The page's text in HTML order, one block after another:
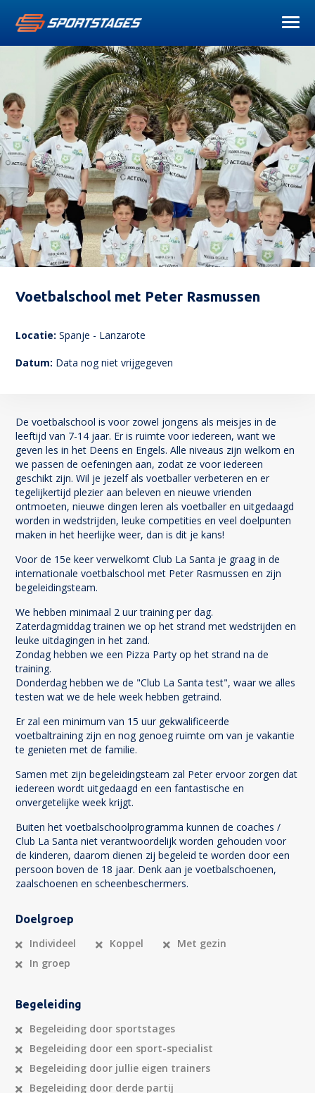
Voetbalschool met Peter Rasmussen
Locatie: Spanje - Lanzarote
Datum: Data nog niet vrijgegeven
De voetbalschool is voor zowel jongens als meisjes in de
leeftijd van 7-14 jaar. Er is ruimte voor iedereen, want we
geven les in het Deens en Engels. Alle niveaus zijn welkom en
we passen de oefeningen aan, zodat ze voor iedereen
geschikt zijn. Wil je jezelf als voetballer verbeteren en er
tegelijkertijd plezier aan beleven en nieuwe vrienden
ontmoeten, nieuwe dingen leren als voetballer en uitgedaagd
worden in wedstrijden, leuke competities en veel doelpunten
maken in het heerlijke weer, dan is dit je kans!
Voor de 15e keer verwelkomt Club La Santa je graag in de
internationale voetbalschool met Peter Rasmussen en zijn
begeleidingsteam.
We hebben minimaal 2 uur training per dag.
Zaterdagmiddag trainen we op het strand met wedstrijden en
leuke uitdagingen in het zand.
Zondag hebben we een Pizza Party op het strand na de
training.
Donderdag hebben we de "Club La Santa test", waar we alles
testen wat we de hele week hebben getraind.
Er zal een minimum van 15 uur gekwalificeerde
voetbaltraining zijn en nog genoeg ruimte om van je vakantie
te genieten met de familie.
Samen met zijn begeleidingsteam zal Peter ervoor zorgen dat
iedereen wordt uitgedaagd en een fantastische en
onvergetelijke week krijgt.
Buiten het voetbalschoolprogramma kunnen de coaches /
Club La Santa niet verantwoordelijk worden gehouden voor
de kinderen, daarom dienen zij begeleid te worden door een
persoon boven de 18 jaar. Denk aan je voetbalschoenen,
zaalschoenen en scheenbeschermers.
Doelgroep
Individeel Koppel
Met gezin
In groep
Begeleiding
Begeleiding door sportstages
Begeleiding door een sport-specialist
Begeleiding door jullie eigen trainers
Begeleiding door derde partij